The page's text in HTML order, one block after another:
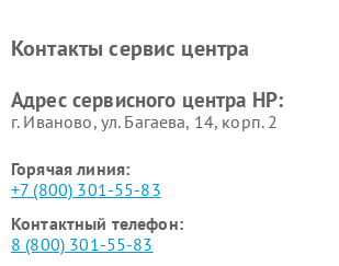
Контакты сервис центра
Адрес сервисного центра HP:
г. Иваново, ул. Багаева, 14, корп. 2
Горячая линия:
+7 (800) 301-55-83
Контактный телефон:
8 (800) 301-55-83